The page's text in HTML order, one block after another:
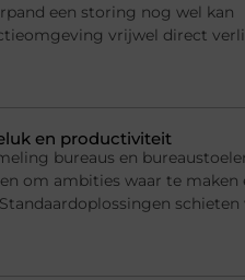
een storing nog wel kan
vrijwel direct
en productiviteit
bureaus en
om ambities waar te maken
schieten